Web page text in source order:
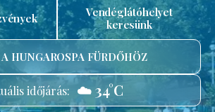
Vendéglátóhelyet
keresünk
HUNGAROSPA FÜRDŐHÖZ
időjárás: ☁️ 34°C